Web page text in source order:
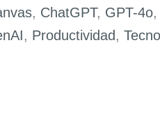
, ChatGPT, GPT-4o,
, Productividad ,